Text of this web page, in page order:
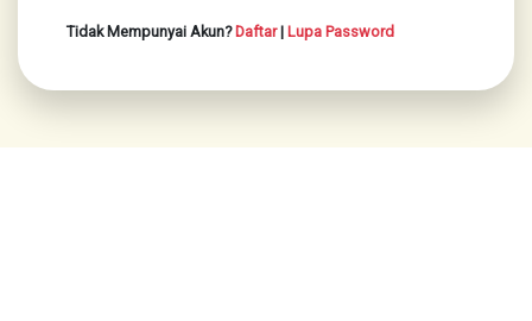
Tidak Mempunyai Akun?Daftar| Lupa Password